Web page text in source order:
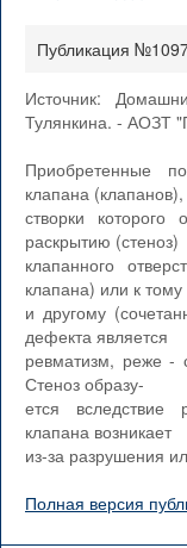
Публикация
Источник:
Тулянкина. - АОЗТ
Приобретенные
клапана (клапанов),
створки
раскрытию (стеноз)
клапанного
клапана) или к тому
и другому
дефекта является
ревматизм, реже -
Стеноз образу-
ется вследствие
клапана возникает
из-за разрушения
Полная версия